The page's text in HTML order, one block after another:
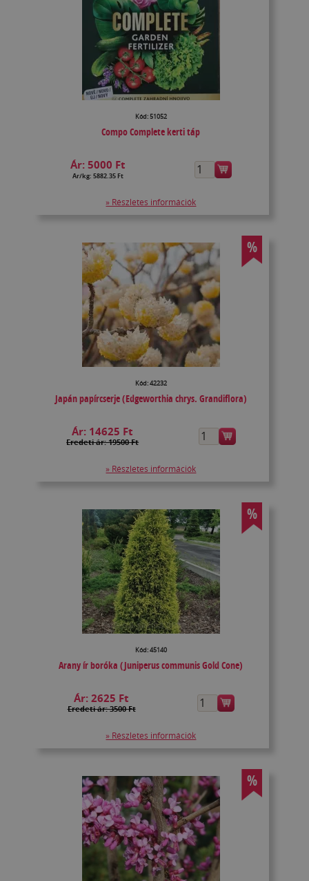
Kód: 51052
Compo Complete kerti táp
Ár:5000 Ft
Ár/kg: 5882.35 Ft
» Részletes információk
%
Kód: 42232
Japán papírcserje (Edgeworthia chrys. Grandiflora)
Ár: 14625 Ft
Eredeti ár: 19500 Ft
» Részletes információk
%
Kód: 45140
Arany ír boróka (Juniperus communis Gold Cone)
Ár:2625 Ft
Eredeti ár: 3500 Ft
» Részletes információk
%